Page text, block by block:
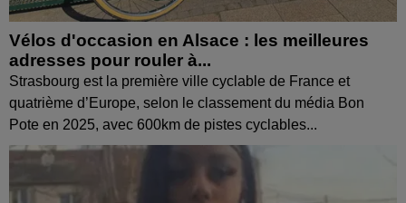
Vélos d'occasion en Alsace : les meilleures
adresses pour rouler à...
Strasbourg est la première ville cyclable de France et
quatrième d’Europe, selon le classement du média Bon
Pote en 2025, avec 600km de pistes cyclables...